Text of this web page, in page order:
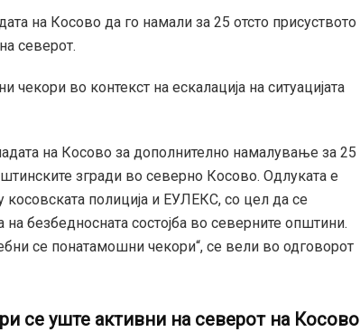
на Косово да го намали за 25 отсто присуството
северот.
во контекст на ескалација на ситуацијата
на Косово за дополнително намалување за 25
згради во северно Косово. Одлуката е
косовската полиција и ЕУЛЕКС, со цел да се
безбедносната состојба во северните општини.
се понатамошни чекори“, се вели во одговорот
се уште активни на северот на Косово